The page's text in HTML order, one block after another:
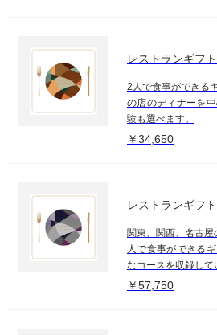
レストランギフ
2人で食事ができる
の店のディナーを
験も選べます。
￥34,650
レストランギフ
関東、関西、名古
人で食事ができる
なコースを収録して
￥57,750